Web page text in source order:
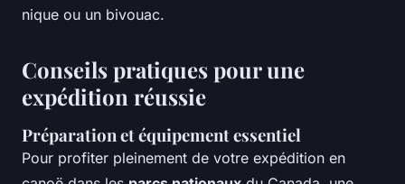
nique ou un bivouac.
Conseils pratiques pour une
expédition réussie
Préparation et équipement essentiel
Pour profiter pleinement de votre expédition en